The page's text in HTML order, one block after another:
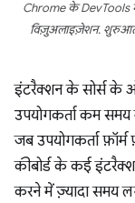
Chrome के DevTools में
विज़ुअलाइज़ेशन.
इंटरैक्शन के सोर्स के
उपयोगकर्ता कम
जब उपयोगकर्ता
कीबोर्ड के कई
करने में ज़्यादा समय